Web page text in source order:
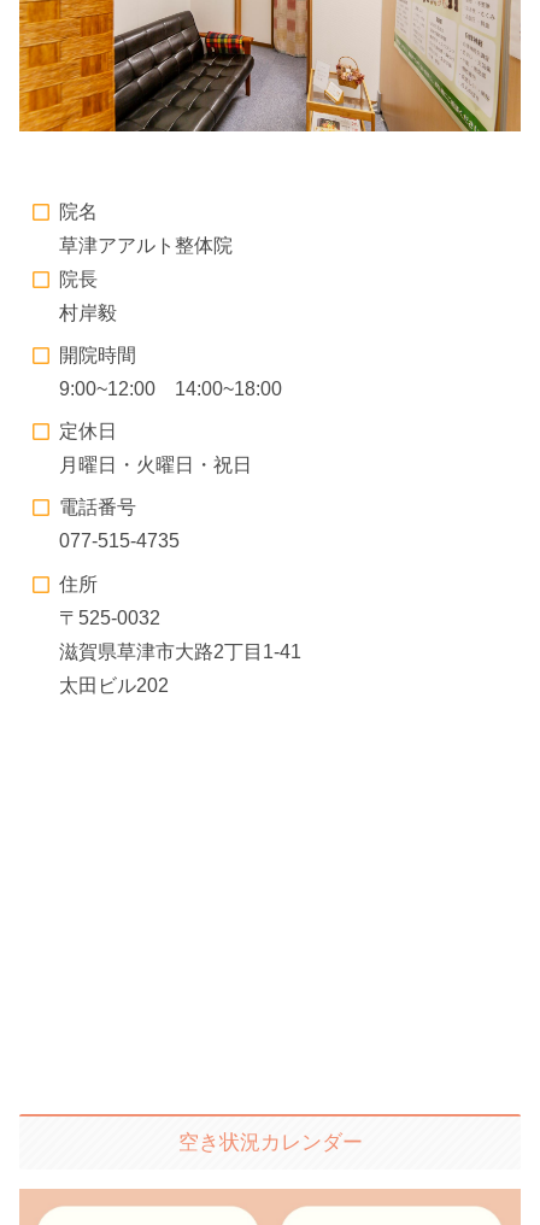
院名
草津アアルト整体院
院長
村岸毅
開院時間
9:00~12:00 14:00~18:00
定休日
月曜日・火曜日・祝日
電話番号
077-515-4735
住所
〒525-0032
滋賀県草津市大路2丁目1-41
太田ビル202
空き状況カレンダー